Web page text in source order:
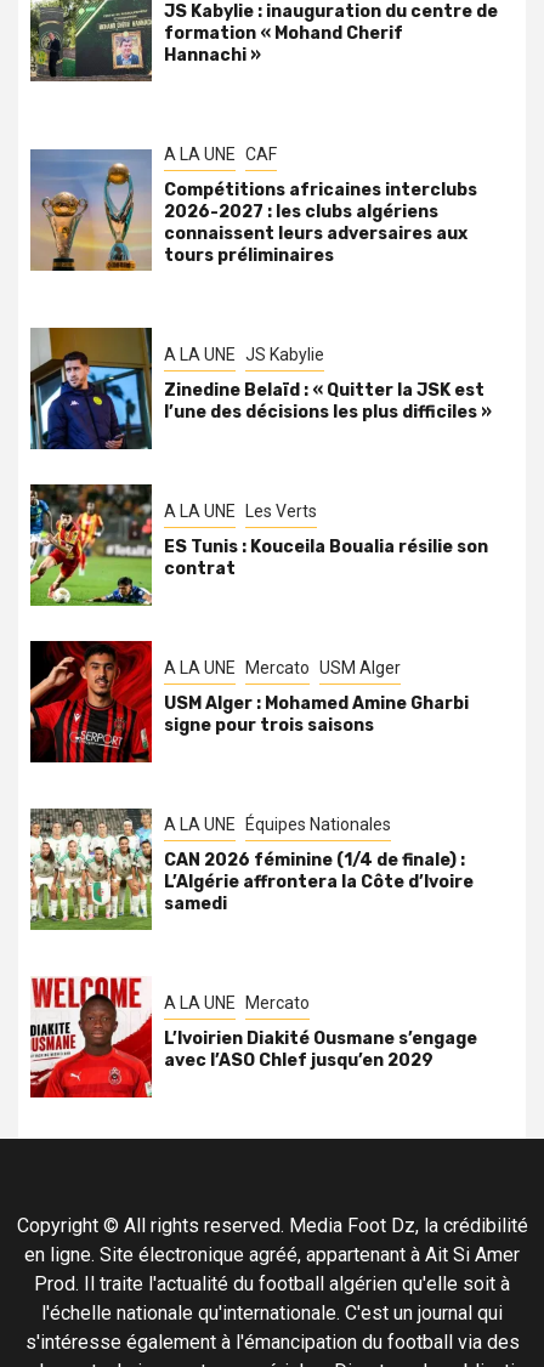
JS Kabylie : inauguration du centre de
formation « Mohand Cherif
Hannachi »
A LA UNE CAF
Compétitions africaines interclubs
2026-2027 : les clubs algériens
connaissent leurs adversaires aux
tours préliminaires
A LA UNE JS Kabylie
Zinedine Belaïd : « Quitter la JSK est
l’une des décisions les plus difficiles »
A LA UNE Les Verts
ES Tunis : Kouceila Boualia résilie son
contrat
A LA UNE Mercato USM Alger
USM Alger : Mohamed Amine Gharbi
signe pour trois saisons
A LA UNE Équipes Nationales
CAN 2026 féminine (1/4 de finale) :
L’Algérie affrontera la Côte d’Ivoire
samedi
A LA UNE Mercato
L’Ivoirien Diakité Ousmane s’engage
avec l’ASO Chlef jusqu’en 2029
Copyright © All rights reserved. Media Foot Dz, la crédibilité
en ligne. Site électronique agréé, appartenant à Ait Si Amer
Prod. Il traite l'actualité du football algérien qu'elle soit à
l'échelle nationale qu'internationale. C'est un journal qui
s'intéresse également à l'émancipation du football via des